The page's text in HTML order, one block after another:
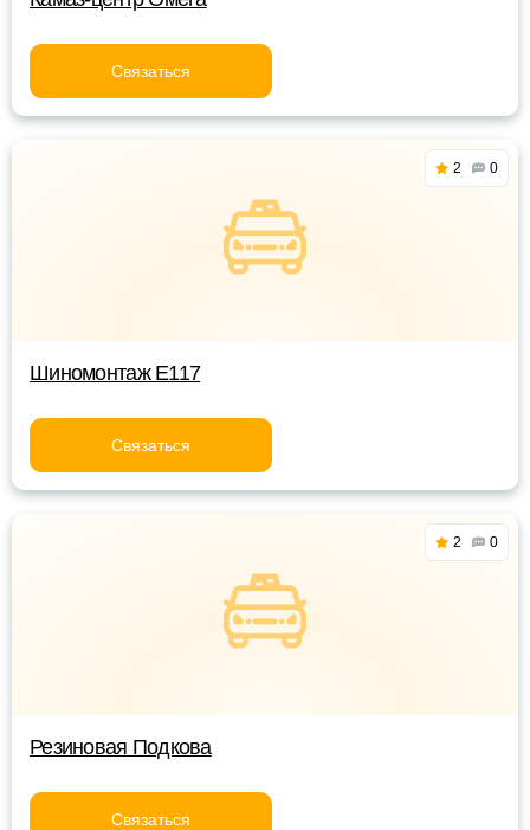
Связаться
2 0
Шиномонтаж Е117
Связаться
2 0
Резиновая Подкова
Связаться